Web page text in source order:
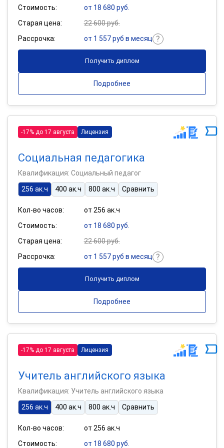
Стоимость:
от 18 680 руб.
Старая цена:
22 600 руб.
Рассрочка:
от 1 557 руб в месяц
Получить диплом
Подробнее
-17% до 17 августа Лицензия
Социальная педагогика
Квалификация: Социальный педагог
256 ак.ч
400 ак.ч 800 ак.ч Сравнить
Кол-во часов:
от 256 ак.ч
Стоимость:
от 18 680 руб.
Старая цена:
22 600 руб.
Рассрочка:
от 1 557 руб в месяц
Получить диплом
Подробнее
-17% до 17 августа Лицензия
Учитель английского языка
Квалификация: Учитель английского языка
256 ак.ч
400 ак.ч 800 ак.ч Сравнить
Кол-во часов:
от 256 ак.ч
Стоимость:
от 18 680 руб.